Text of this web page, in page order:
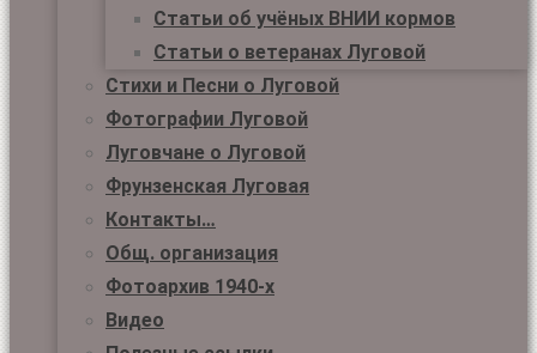
Статьи об учёных ВНИИ кормов
Статьи о ветеранах Луговой
Стихи и Песни о Луговой
Фотографии Луговой
Луговчане о Луговой
Фрунзенская Луговая
Контакты…
Общ. организация
Фотоархив 1940-х
Видео